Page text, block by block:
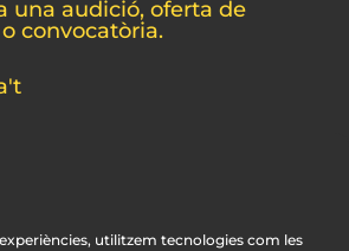
utilitzem tecnologies com les
una audició, oferta de
convocatòria.